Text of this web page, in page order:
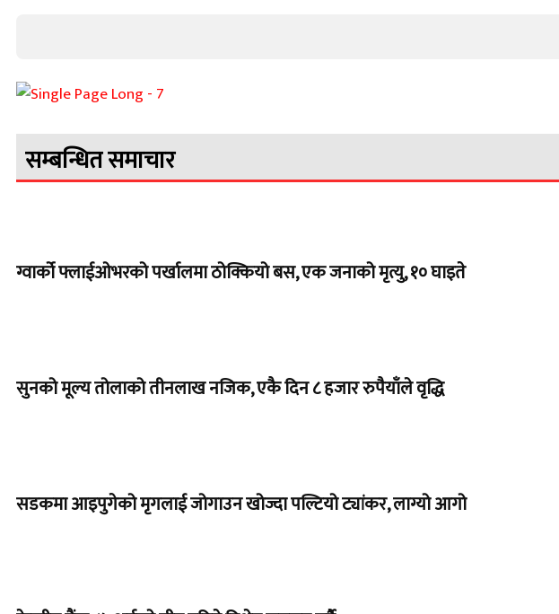
सम्बन्धित समाचार
ग्वार्को फ्लाईओभरको पर्खालमा ठोक्कियो बस, एक जनाको मृत्यु, १० घाइते
सुनको मूल्य तोलाको तीनलाख नजिक, एकै दिन ८ हजार रुपैयाँले वृद्धि
सडकमा आइपुगेको मृगलाई जोगाउन खोज्दा पल्टियो ट्यांकर, लाग्यो आगो